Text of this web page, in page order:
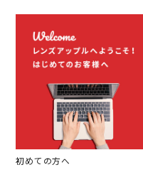
初めての方へ